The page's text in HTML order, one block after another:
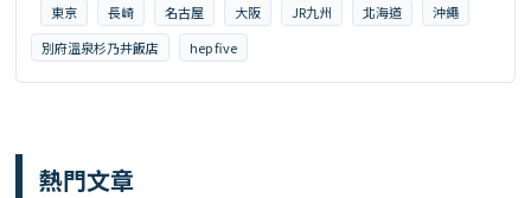
東京 長崎 名古屋 大阪 JR九州 北海道
沖繩
別府溫泉杉乃井飯店
hep five
熱門文章